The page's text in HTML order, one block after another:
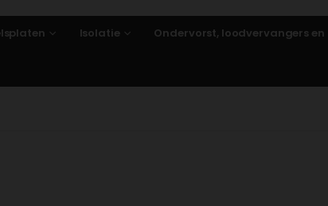
Isolatie Ondervorst, loodvervangers en